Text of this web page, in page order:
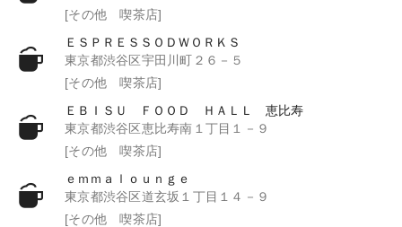
[その他 喫茶店]
ＥＳＰＲＥＳＳＯＤＷＯＲＫＳ
東京都渋谷区宇田川町２６－５
[その他 喫茶店]
ＥＢＩＳＵ ＦＯＯＤ ＨＡＬＬ 恵比寿
東京都渋谷区恵比寿南１丁目１－９
[その他 喫茶店]
ｅｍｍａｌｏｕｎｇｅ
東京都渋谷区道玄坂１丁目１４－９
[その他 喫茶店]